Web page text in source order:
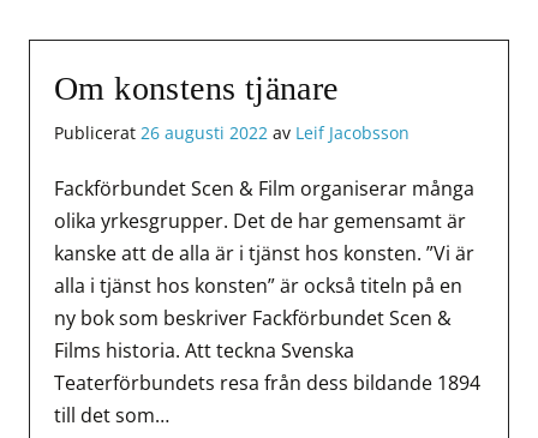
Om konstens tjänare
Publicerat 26 augusti 2022 av Leif Jacobsson
Fackförbundet Scen & Film organiserar många
olika yrkesgrupper. Det de har gemensamt är
kanske att de alla är i tjänst hos konsten. ”Vi är
alla i tjänst hos konsten” är också titeln på en
ny bok som beskriver Fackförbundet Scen &
Films historia. Att teckna Svenska
Teaterförbundets resa från dess bildande 1894
till det som…